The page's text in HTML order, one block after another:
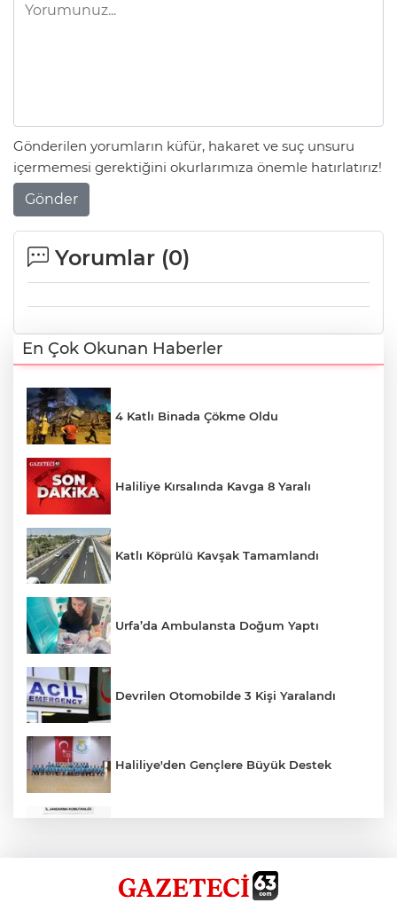
Gönderilen yorumların küfür, hakaret ve suç unsuru
içermemesi gerektiğini okurlarımıza önemle hatırlatırız!
Gönder
Yorumlar (0)
En Çok Okunan Haberler
4 Katlı Binada Çökme Oldu
Haliliye Kırsalında Kavga 8 Yaralı
Katlı Köprülü Kavşak Tamamlandı
Urfa’da Ambulansta Doğum Yaptı
Devrilen Otomobilde 3 Kişi Yaralandı
Haliliye'den Gençlere Büyük Destek